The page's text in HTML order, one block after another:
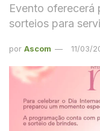
Evento oferecerá
sorteios para
por Ascom 11/03/